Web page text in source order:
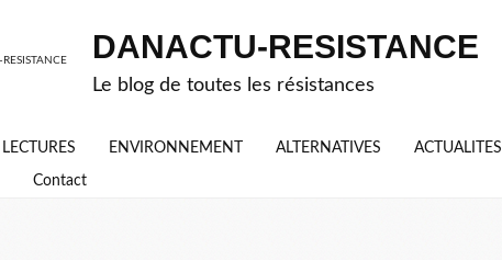
DANACTU-RESISTANCE
Le blog de toutes les résistances
LECTURES ENVIRONNEMENT ALTERNATIVES ACTUALITES
Contact